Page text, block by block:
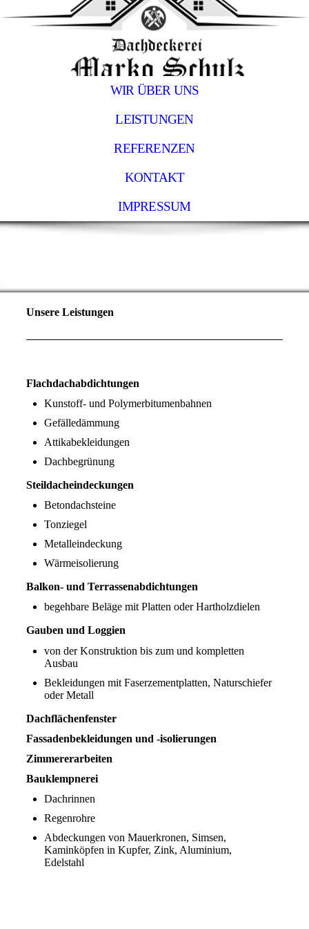
WIR ÜBER UNS
LEISTUNGEN
REFERENZEN
KONTAKT
IMPRESSUM
Unsere Leistungen
Flachdachabdichtungen
Kunstoff- und Polymerbitumenbahnen
Gefälledämmung
Attikabekleidungen
Dachbegrünung
Steildacheindeckungen
Betondachsteine
Tonziegel
Metalleindeckung
Wärmeisolierung
Balkon- und Terrassenabdichtungen
begehbare Beläge mit Platten oder Hartholzdielen
Gauben und Loggien
von der Konstruktion bis zum und kompletten
Ausbau
Bekleidungen mit Faserzementplatten, Naturschiefer
oder Metall
Dachflächenfenster
Fassadenbekleidungen und -isolierungen
Zimmererarbeiten
Bauklempnerei
Dachrinnen
Regenrohre
Abdeckungen von Mauerkronen, Simsen,
Kaminköpfen in Kupfer, Zink, Aluminium,
Edelstahl